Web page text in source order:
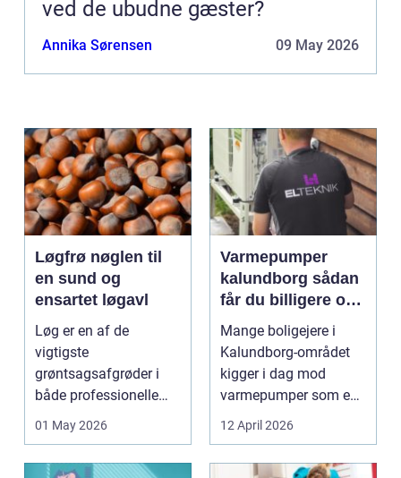
ved de ubudne gæster?
Annika Sørensen 09 May 2026
Løgfrø nøglen til
en sund og
ensartet løgavl
Løg er en af de
vigtigste
grøntsagsafgrøder i
både professionelle
køkkenhaver og større
landbrugspro...
01 May 2026
Varmepumper
kalundborg sådan
får du billigere og
mere bæredygtig
varme
Mange boligejere i
Kalundborg-området
kigger i dag mod
varmepumper som en
vej til lavere
varmeregnin...
12 April 2026